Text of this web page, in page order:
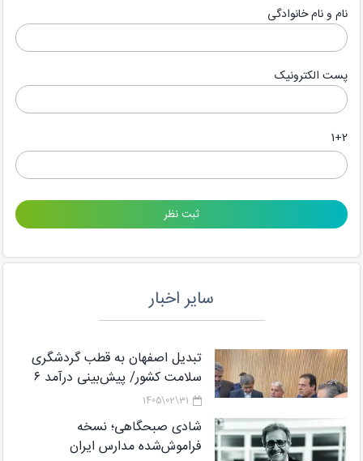
نام و نام خانوادگی
پست الکترونیک
1+2
سایر اخبار
تبدیل اصفهان به قطب گردشگری
سلامت کشور/ پیش‌بینی درآمد ۶
میلیارد دلاری از گردشگری سلامت تا
پایان برنامه هفتم
31\02\1405
شادی صبحگاهی؛ نسخه
فراموش‌شده مدارس ایران